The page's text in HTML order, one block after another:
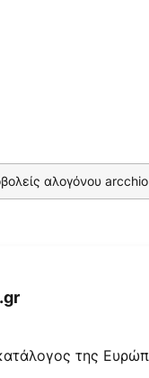
αλογόνου arcchio
της